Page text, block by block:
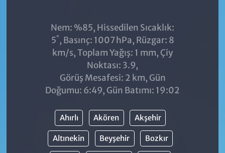
Nem: %85, Hissedilen Sıcaklık:
5°, Basınç: 1007 hPa, Rüzgar: 8
km/s, Toplam Yağış: 1 mm, Çiy
Noktası: 3.9,
Görüş Mesafesi: 2 km, Gün
Doğumu: 6:49, Gün Batımı: 19:02
Ahırlı Akören Akşehir
Altınekin Beyşehir Bozkır